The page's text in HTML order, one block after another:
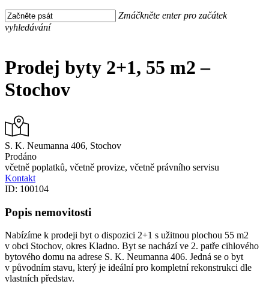
Zmáčkněte enter pro začátek
vyhledávání
Prodej byty 2+1, 55 m2 –
Stochov
S. K. Neumanna 406, Stochov
Prodáno
včetně poplatků, včetně provize, včetně právního servisu
Kontakt
ID: 100104
Popis nemovitosti
Nabízíme k prodeji byt o dispozici 2+1 s užitnou plochou 55 m2
v obci Stochov, okres Kladno. Byt se nachází ve 2. patře cihlového
bytového domu na adrese S. K. Neumanna 406. Jedná se o byt
v původním stavu, který je ideální pro kompletní rekonstrukci dle
vlastních představ.